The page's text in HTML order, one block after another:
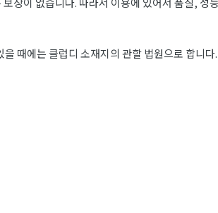
때에는 클럽디 소재지의 관할 법원으로 합니다.